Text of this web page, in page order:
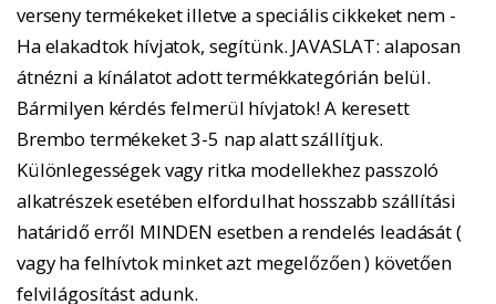
verseny termékeket illetve a speciális cikkeket nem -
Ha elakadtok hívjatok, segítünk. JAVASLAT: alaposan
átnézni a kínálatot adott termékkategórián belül.
Bármilyen kérdés felmerül hívjatok! A keresett
Brembo termékeket 3-5 nap alatt szállítjuk.
Különlegességek vagy ritka modellekhez passzoló
alkatrészek esetében elfordulhat hosszabb szállítási
határidő erről MINDEN esetben a rendelés leadását (
vagy ha felhívtok minket azt megelőzően ) követően
felvilágosítást adunk.